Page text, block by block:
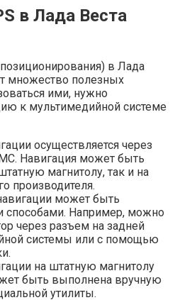
в Лада Веста
в Лада
множество полезных
ими, нужно
к мультимедийной системе
осуществляется через
Навигация может быть
магнитолу, так и на
производителя.
может быть
способами. Например, можно
через разъем на задней
системы или с помощью
на штатную магнитолу
быть выполнена вручную
утилиты.